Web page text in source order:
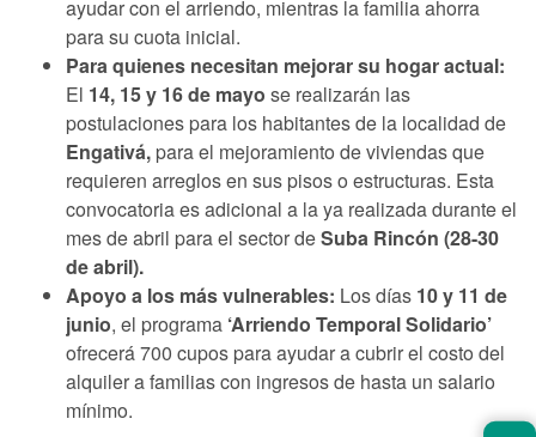
ayudar con el arriendo, mientras la familia ahorra
para su cuota inicial.
Para quienes necesitan mejorar su hogar actual:
El 14, 15 y 16 de mayo se realizarán las
postulaciones para los habitantes de la localidad de
Engativá, para el mejoramiento de viviendas que
requieren arreglos en sus pisos o estructuras. Esta
convocatoria es adicional a la ya realizada durante el
mes de abril para el sector deSuba Rincón (28-30
de abril).
Apoyo a los más vulnerables: Los días 10 y 11 de
junio, el programa ‘Arriendo Temporal Solidario’
ofrecerá 700 cupos para ayudar a cubrir el costo del
alquiler a familias con ingresos de hasta un salario
mínimo.